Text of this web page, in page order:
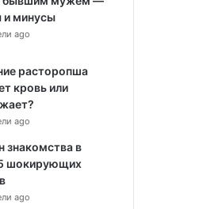
и минусы
ago
расторопша
кровь или
ago
знакомства в
шокирующих
ago